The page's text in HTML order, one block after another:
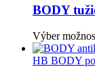
BODY
Výber
HB BODY